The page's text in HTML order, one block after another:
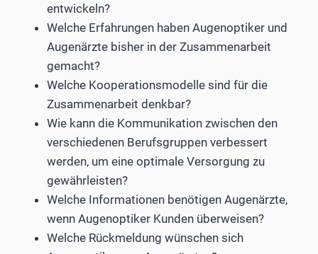
entwickeln?
Welche Erfahrungen haben Augenoptiker und
Augenärzte bisher in der Zusammenarbeit
gemacht?
Welche Kooperationsmodelle sind für die
Zusammenarbeit denkbar?
Wie kann die Kommunikation zwischen den
verschiedenen Berufsgruppen verbessert
werden, um eine optimale Versorgung zu
gewährleisten?
Welche Informationen benötigen Augenärzte,
wenn Augenoptiker Kunden überweisen?
Welche Rückmeldung wünschen sich